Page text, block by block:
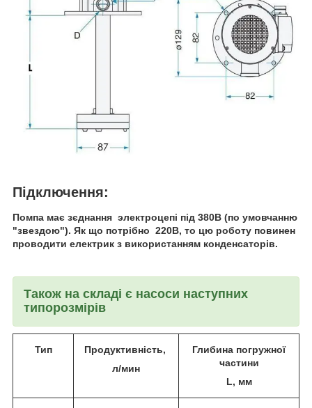
Підключення:
Помпа має зєднання электроцепі під 380В (по умовчанню
"звездою"). Як що потрібно 220В, то цю роботу повинен
проводити електрик з використанням конденсаторів.
Також на складі є насоси наступних
типорозмірів
Тип
Продуктивність,
л/мин
Глибина погружної
частини
L, мм